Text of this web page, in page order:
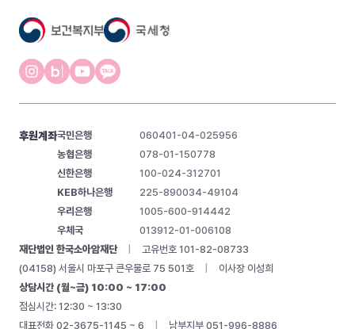
재단법인 한국소아암재단
고유번호 101-82-08733
(04158) 서울시 마포구 큰우물로 75 501호
이사장 이성희
상담시간 (월~금) 10:00 ~ 17:00
점심시간: 12:30 ~ 13:30
대표전화 02-3675-1145 ~ 6
남부지부 051-996-8886
후원계좌국민은행
060401-04-025956
농협은행
078-01-150778
신한은행
100-024-312701
KEB하나은행
225-890034-49104
우리은행
1005-600-914442
우체국
013912-01-006108